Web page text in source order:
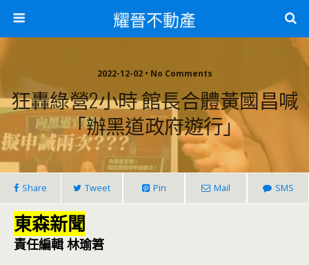
耀晉不動產
2022-12-02 • No Comments
狂轟綠營2小時 館長合體黃國昌喊
「辦黑道政府遊行」
Share Tweet Pin Mail SMS
東森新聞
責任編輯 林瑜䇹